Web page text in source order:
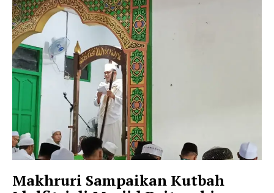
Makhruri Sampaikan Kutbah